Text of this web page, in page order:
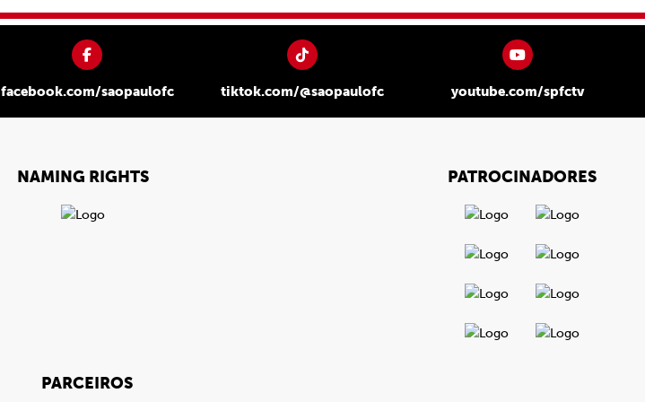
facebook.com/saopaulofc tiktok.com/@saopaulofc youtube.com/spfctv
NAMING RIGHTS PATROCINADORES
PARCEIROS